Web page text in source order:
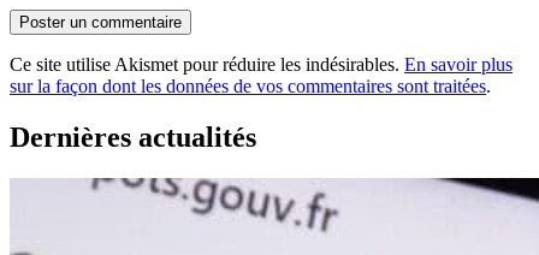
Ce site utilise Akismet pour réduire les indésirables. En savoir plus
sur la façon dont les données de vos commentaires sont traitées.
Dernières actualités